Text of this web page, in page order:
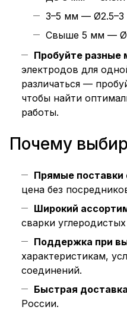
3–5 мм —
Свыше 5 мм —
Пробуйте разные
электродов для
различаться —
чтобы найти
работы.
Почему
Прямые поставки
цена без
Широкий
сварки
Поддержка при
характеристикам,
соединений.
Быстрая доставка
России.